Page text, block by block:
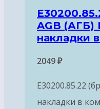
AGB (АГБ)
накладки
2049₽
E30200.85.22
накладки в